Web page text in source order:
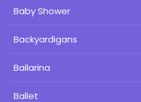
Baby Shower
Backyardigans
Bailarina
Ballet